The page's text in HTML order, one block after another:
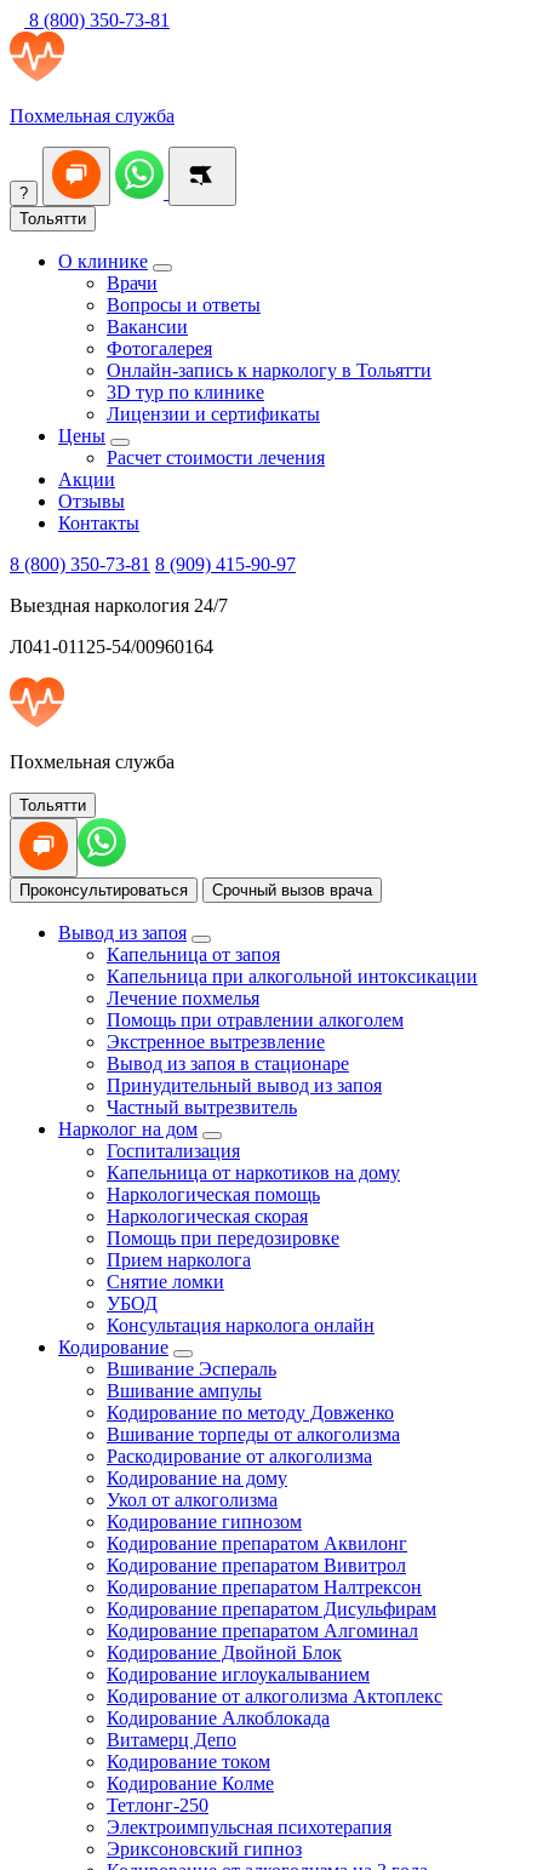
8 (800) 350-73-81
Похмельная служба
?
Тольятти
О клинике
Врачи
Вопросы и ответы
Вакансии
Фотогалерея
Онлайн-запись к наркологу в Тольятти
3D тур по клинике
Лицензии и сертификаты
Цены
Расчет стоимости лечения
Акции
Отзывы
Контакты
8 (800) 350-73-81 8 (909) 415-90-97
Выездная наркология 24/7
Л041-01125-54/00960164
Похмельная служба
Тольятти
Проконсультироваться Срочный вызов врача
Вывод из запоя
Капельница от запоя
Капельница при алкогольной интоксикации
Лечение похмелья
Помощь при отравлении алкоголем
Экстренное вытрезвление
Вывод из запоя в стационаре
Принудительный вывод из запоя
Частный вытрезвитель
Нарколог на дом
Госпитализация
Капельница от наркотиков на дому
Наркологическая помощь
Наркологическая скорая
Помощь при передозировке
Прием нарколога
Снятие ломки
УБОД
Консультация нарколога онлайн
Кодирование
Вшивание Эспераль
Вшивание ампулы
Кодирование по методу Довженко
Вшивание торпеды от алкоголизма
Раскодирование от алкоголизма
Кодирование на дому
Укол от алкоголизма
Кодирование гипнозом
Кодирование препаратом Аквилонг
Кодирование препаратом Вивитрол
Кодирование препаратом Налтрексон
Кодирование препаратом Дисульфирам
Кодирование препаратом Алгоминал
Кодирование Двойной Блок
Кодирование иглоукалыванием
Кодирование от алкоголизма Актоплекс
Кодирование Алкоблокада
Витамерц Депо
Кодирование током
Кодирование Колме
Тетлонг-250
Электроимпульсная психотерапия
Эриксоновский гипноз